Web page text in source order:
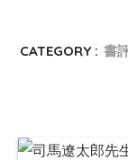
CATEGORY : 書